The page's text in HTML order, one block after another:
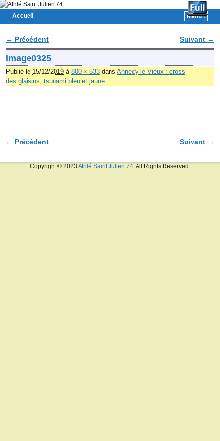
Accueil
Menu ↓
Navigation des images
← Précédent Suivant →
Image0325
Publié le 15/12/2019 à 800 × 533 dans Annecy le Vieux : cross
des glaisins, tsunami bleu et jaune
Navigation des images
← Précédent Suivant →
Copyright © 2023 Athlé Saint Julien 74 . All Rights Reserved.